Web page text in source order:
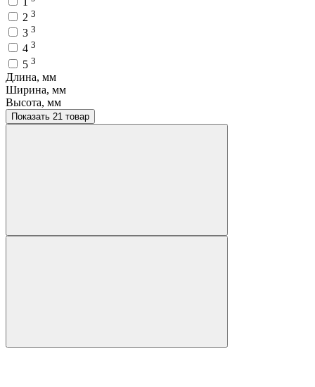
2 3
3 3
4 3
5 3
Длина, мм
Ширина, мм
Высота, мм
Показать 21 товар